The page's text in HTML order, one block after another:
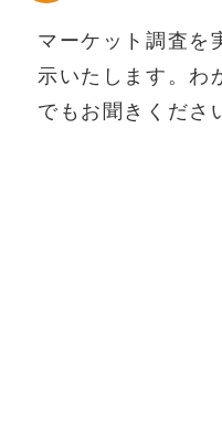
マーケット調査を
示いたします。わ
でもお聞きくださ